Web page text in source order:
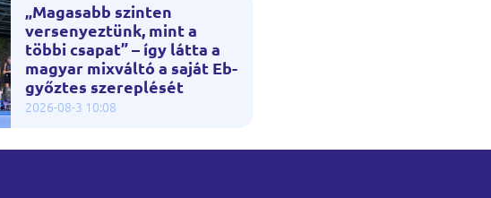
„Magasabb szinten
versenyeztünk, mint a
többi csapat” – így látta a
magyar mixváltó a saját Eb-
győztes szereplését
2026-08-3 10:08